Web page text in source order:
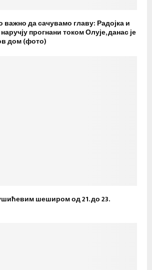
важно да сачувамо главу: Радојка и
прогнани током Олује, данас је
дом (фото)
шеширом од 21. до 23.